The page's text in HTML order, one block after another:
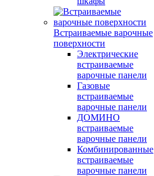
Встраиваемые варочные
поверхности
Электрические
встраиваемые
варочные панели
Газовые
встраиваемые
варочные панели
ДОМИНО
встраиваемые
варочные панели
Комбинированные
встраиваемые
варочные панели